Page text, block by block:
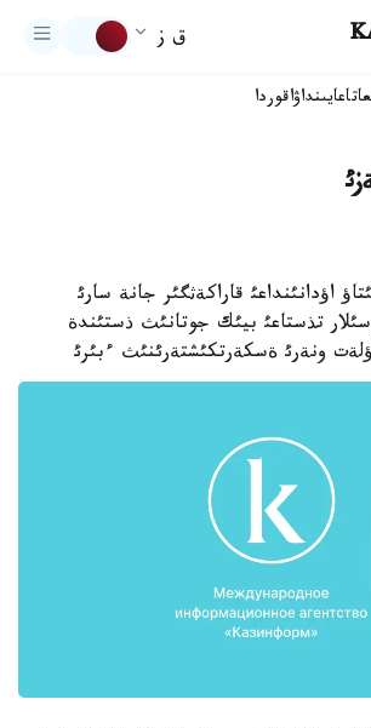
ق ز
تاعايىنداۋاقوردا
اؤدانئنداعئ قاراكةثگئر جانة سارئ
تذستاعئ بيئك جوتانئث ذستئندة
ونةرئ ةسكةرتكئشتةرئنئث ءبئرئ